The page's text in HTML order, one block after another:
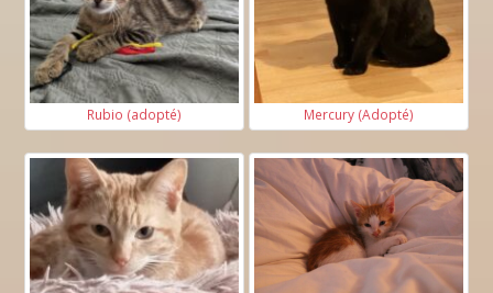
Rubio (adopté) Mercury (Adopté)